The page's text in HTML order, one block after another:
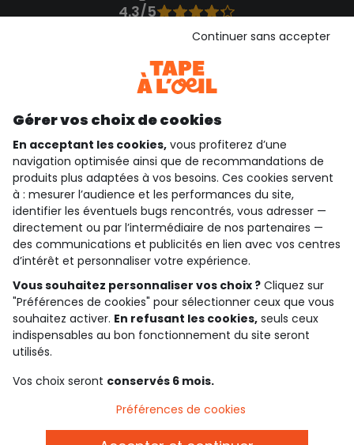
4.3/5
Voir l’attestation de confiance
Téléchargez notre application
Découvrir notre application
qui sommes-nous ?
besoin d'aide ?
le club fidélité
notre catalogue
Conditions générales de ventes et d'utilisation
Politique de confidentialité
Cookies et données personnelles
Paramètres des cookies
Gérer vos choix de cookies
En acceptant les cookies, vous profiterez d’une
navigation optimisée ainsi que de recommandations de
produits plus adaptées à vos besoins. Ces cookies servent
à : mesurer l’audience et les performances du site,
identifier les éventuels bugs rencontrés, vous adresser —
directement ou par l’intermédiaire de nos partenaires —
des communications et publicités en lien avec vos centres
d’intérêt et personnaliser votre expérience.
Vous souhaitez personnaliser vos choix ? Cliquez sur
"Préférences de cookies" pour sélectionner ceux que vous
souhaitez activer. En refusant les cookies, seuls ceux
indispensables au bon fonctionnement du site seront
utilisés.
Vos choix seront conservés 6 mois.
Continuer sans accepter
Préférences de cookies